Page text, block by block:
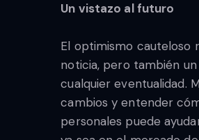
Un vistazo al futuro
El optimismo cauteloso
noticia, pero también
cualquier eventualidad.
cambios y entender
personales puede